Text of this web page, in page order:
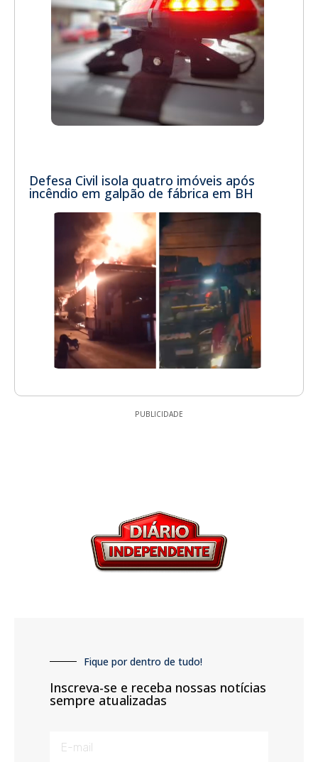
Defesa Civil isola quatro imóveis após
incêndio em galpão de fábrica em BH
PUBLICIDADE
Fique por dentro de tudo!
Inscreva-se e receba nossas notícias
sempre atualizadas